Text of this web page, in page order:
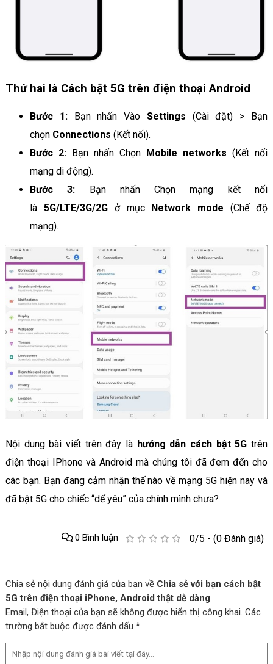
Thứ hai là Cách bật 5G trên điện thoại Android
Bước 1:Bạn nhấn Vào Settings (Cài đặt) > Bạn
chọn Connections (Kết nối).
Bước 2:Bạn nhấn Chọn Mobile networks (Kết nối
mạng di động).
Bước 3: Bạn nhấn Chọn mạng kết nối
là 5G/LTE/3G/2Gở mục Network mode (Chế độ
mạng).
Nội dung bài viết trên đây là hướng dẫn cách bật 5G trên
điện thoại IPhone và Android mà chúng tôi đã đem đến cho
các bạn. Bạn đang cảm nhận thế nào về mạng 5G hiện nay và
đã bật 5G cho chiếc “dế yêu” của chính mình chưa?
0/5 - (0 Đánh giá)
0 Bình luận
Chia sẻ nội dung đánh giá của bạn về Chia sẻ với bạn cách bật
5G trên điện thoại iPhone, Android thật dễ dàng
Email, Điện thoại của bạn sẽ không được hiển thị công khai. Các
trường bắt buộc được đánh dấu *